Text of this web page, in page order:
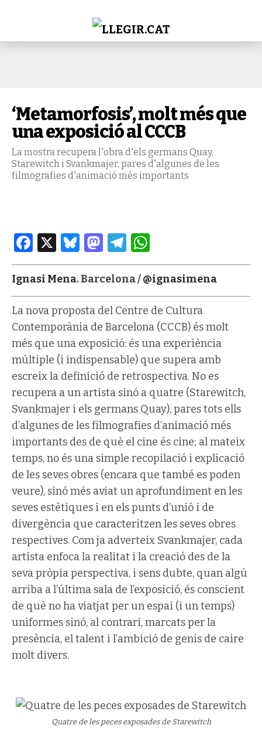
‘Metamorfosis’, molt més que
una exposició al CCCB
La mostra recupera l'obra d'els germans Quay,
Starewitch i Svankmajer, pares d'algunes de les
filmografies d'animació més importants
Facebook
X Bluesky
Mastodon
Telegram
Ignasi Mena. Barcelona /@ignasimena
La nova proposta del Centre de Cultura
Contemporània de Barcelona (CCCB) és molt
més que una exposició: és una experiència
múltiple (i indispensable) que supera amb
escreix la definició de retrospectiva. No es
recupera a un artista sinó a quatre (Starewitch,
Svankmajer i els germans Quay), pares tots ells
d’algunes de les filmografies d’animació més
importants des de què el cine és cine; al mateix
temps, no és una simple recopilació i explicació
de les seves obres (encara que també es poden
veure), sinó més aviat un aprofundiment en les
seves estètiques i en els punts d’unió i de
divergència que caracteritzen les seves obres
respectives. Com ja adverteix Svankmajer, cada
artista enfoca la realitat i la creació des de la
seva pròpia perspectiva, i sens dubte, quan algú
arriba a l’última sala de l’exposició, és conscient
de què no ha viatjat per un espai (i un temps)
uniformes sinó, al contrari, marcats per la
presència, el talent i l’ambició de genis de caire
molt divers.
Quatre de les peces exposades de Starewitch